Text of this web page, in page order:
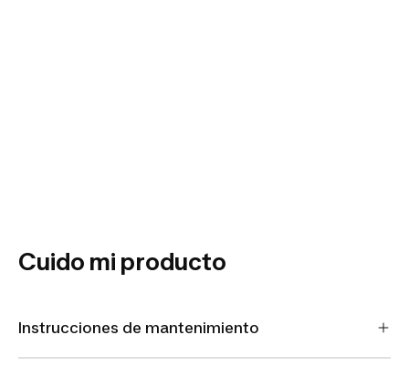
Cuido mi producto
Instrucciones de mantenimiento